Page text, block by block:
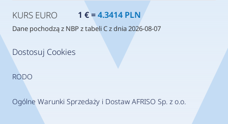
Dostosuj Cookies
RODO
Ogólne Warunki Sprzedaży i Dostaw AFRISO Sp. z o.o.
KURS EURO 1 € =4.3414 PLN
Dane pochodzą z NBP z tabeli C z dnia 2026-08-07